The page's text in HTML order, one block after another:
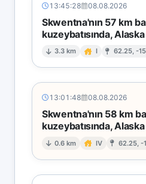
13:45:28 08.08.2026
Skwentna'nın 57 km
kuzeybatısında, Alaska
3.3 km I 62.25, -
13:01:48 08.08.2026
Skwentna'nın 58 km
kuzeybatısında, Alaska
0.6 km IV 62.25, -